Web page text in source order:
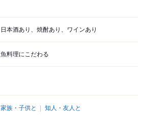
日本酒あり、焼酎あり、ワインあり
魚料理にこだわる
家族・子供と 知人・友人と